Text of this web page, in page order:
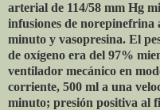
arterial de 114/58 mm Hg
infusiones de norepinefrina
minuto y vasopresina. El
de oxígeno era del 97%
ventilador mecánico en
corriente, 500 ml a una
minuto; presión positiva al